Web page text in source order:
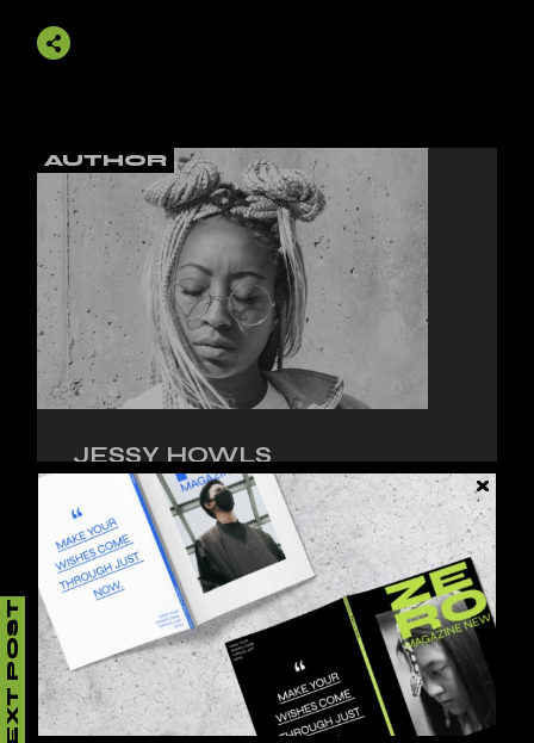
AUTHOR
JESSY HOWLS
Lorem ipsum dolor sit amet, consectetur
adipiscing elit, sed do eiusmod tempor inci.
NEXT POST LEAVE A REPLY